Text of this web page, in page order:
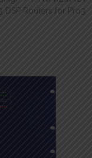
DSP Routers for Pro3